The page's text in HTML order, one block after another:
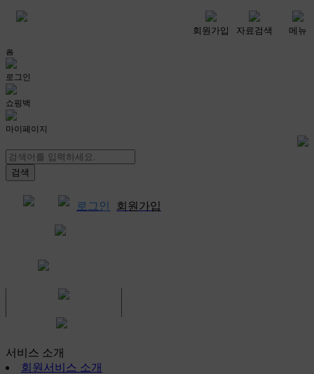
회원가입 자료검색 메뉴
홈
로그인
쇼핑백
마이페이지
로그인 회원가입
서비스 소개
회원서비스 소개